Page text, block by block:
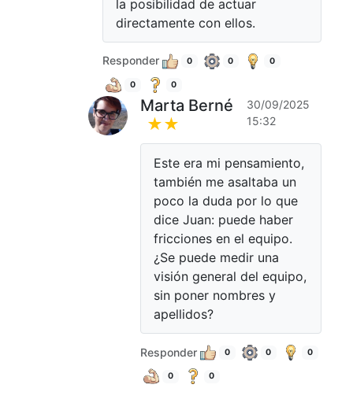
la posibilidad de actuar
directamente con ellos.
Responder 0 0 0
0 0
Marta Berné
★★
30/09/2025
15:32
Este era mi pensamiento,
también me asaltaba un
poco la duda por lo que
dice Juan: puede haber
fricciones en el equipo.
¿Se puede medir una
visión general del equipo,
sin poner nombres y
apellidos?
Responder 0 0 0
0 0